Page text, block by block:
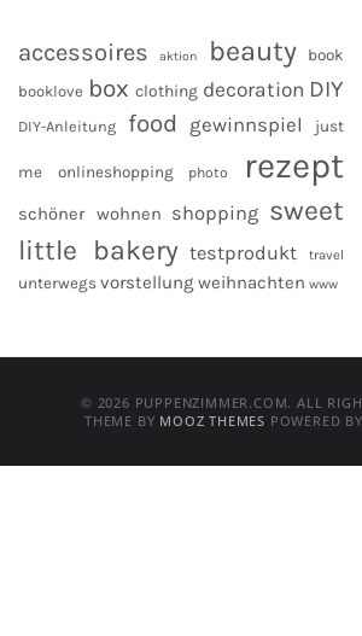
accessoires aktion beauty
book
booklove box clothing decoration DIY
DIY-Anleitung food gewinnspiel just
me onlineshopping photo rezept
schöner wohnen shopping sweet
little bakery testprodukt travel
unterwegs vorstellung weihnachten www
© 2026 PUPPENZIMMER.COM. ALL
THEME BY MOOZ THEMES POWERED BY